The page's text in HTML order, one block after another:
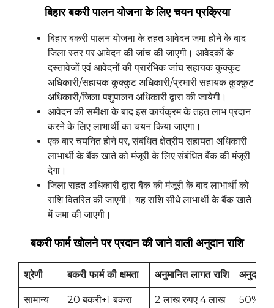
बिहार बकरी पालन योजना के लिए चयन प्रक्रिया
बिहार बकरी पालन योजना के तहत आवेदन जमा होने के बाद
जिला स्तर पर आवेदन की जांच की जाएगी। आवेदकों के
दस्तावेजों एवं आवेदनों की प्रारंभिक जांच सहायक कुक्कुट
अधिकारी/सहायक कुक्कुट अधिकारी/प्रभारी सहायक कुक्कुट
अधिकारी/जिला पशुपालन अधिकारी द्वारा की जायेगी।
आवेदन की समीक्षा के बाद इस कार्यक्रम के तहत लाभ प्रदान
करने के लिए लाभार्थी का चयन किया जाएगा।
एक बार चयनित होने पर, संबंधित क्षेत्रीय सहायता अधिकारी
लाभार्थी के बैंक खाते को मंजूरी के लिए संबंधित बैंक की मंजूरी
देगा।
जिला राहत अधिकारी द्वारा बैंक की मंजूरी के बाद लाभार्थी को
राशि वितरित की जाएगी। यह राशि सीधे लाभार्थी के बैंक खाते
में जमा की जाएगी।
बकरी फार्म खोलने पर प्रदान की जाने वाली अनुदान राशि
श्रेणी बकरी फार्म की क्षमता अनुमानित लागत राशि अनुदान
सामान्य
20 बकरी+1 बकरा
2 लाख रुपए 4 लाख
50%